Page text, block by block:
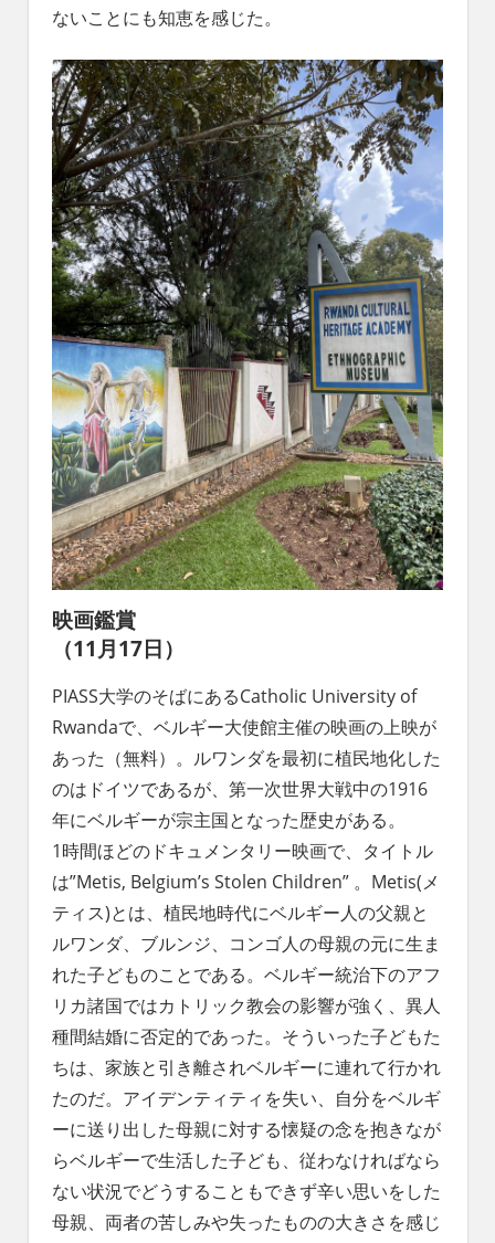
ないことにも知恵を感じた。
映画鑑賞
（11月17日）
PIASS大学のそばにあるCatholic University of
Rwandaで、ベルギー大使館主催の映画の上映が
あった（無料）。ルワンダを最初に植民地化した
のはドイツであるが、第一次世界大戦中の1916
年にベルギーが宗主国となった歴史がある。
1時間ほどのドキュメンタリー映画で、タイトル
は”Metis, Belgium’s Stolen Children” 。Metis(メ
ティス)とは、植民地時代にベルギー人の父親と
ルワンダ、ブルンジ、コンゴ人の母親の元に生ま
れた子どものことである。ベルギー統治下のアフ
リカ諸国ではカトリック教会の影響が強く、異人
種間結婚に否定的であった。そういった子どもた
ちは、家族と引き離されベルギーに連れて行かれ
たのだ。アイデンティティを失い、自分をベルギ
ーに送り出した母親に対する懐疑の念を抱きなが
らベルギーで生活した子ども、従わなければなら
ない状況でどうすることもできず辛い思いをした
母親、両者の苦しみや失ったものの大きさを感じ